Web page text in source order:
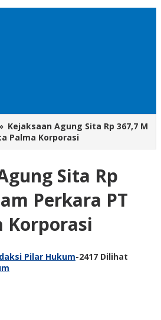
Kejaksaan Agung Sita Rp 367,7 M
Palma Korporasi
Sita Rp
Perkara PT
Korporasi
Pilar Hukum-2417 Dilihat